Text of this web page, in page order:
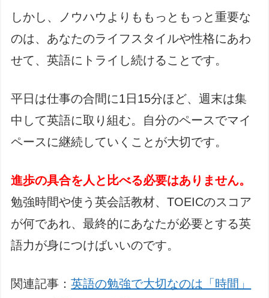
しかし、ノウハウよりももっともっと重要な
のは、あなたのライフスタイルや性格にあわ
せて、英語にトライし続けることです。
平日は仕事の合間に1日15分ほど、週末は集
中して英語に取り組む。自分のペースでマイ
ペースに継続していくことが大切です。
進歩の具合を人と比べる必要はありません。
勉強時間や使う英会話教材、TOEICのスコア
が何であれ、最終的にあなたが必要とする英
語力が身につけばいいのです。
関連記事：英語の勉強で大切なのは「時間」